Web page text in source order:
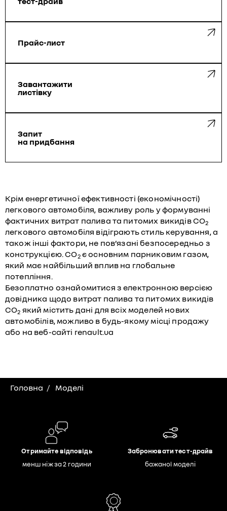
Прайс-лист
Завантажити
листівку
Запит
на придбання
Крім енергетичної ефективності (економічності)
легкового автомобіля, важливу роль у формуванні
фактичних витрат палива та питомих викидів CO2
легкового автомобіля відіграють стиль керування, а
також інші фактори, не пов’язані безпосередньо з
конструкцією. CO2є основним парниковим газом,
який має найбільший вплив на глобальне
потепління.
Безоплатно ознайомитися з електронною версією
довідника щодо витрат палива та питомих викидів
CO2 який містить дані для всіх моделей нових
автомобілів, можливо в будь-якому місці продажу
або на веб-сайті renault.ua
Головна Моделі
Отримайте відповідь
менш ніж за 2 години
Забронювати тест-драйв
бажаної моделі